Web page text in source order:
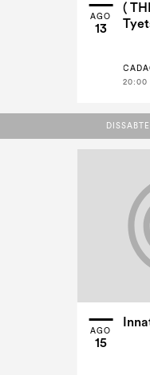
AGO
13
(
20:00
AGO
15